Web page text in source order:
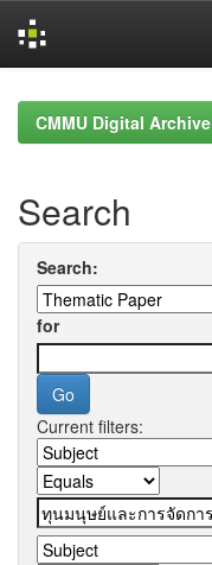
navigationCMMU Digital Archive
Search
Search:
for
Current filters: